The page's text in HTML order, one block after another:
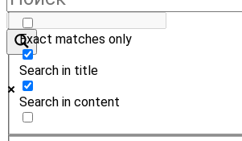
Exact matches only
Search in title
Search in content